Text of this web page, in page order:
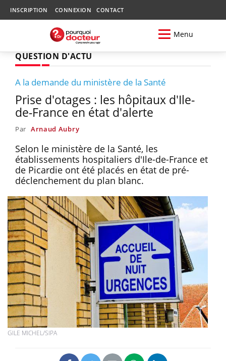
INSCRIPTION CONNEXION CONTACT
Menu
QUESTION D'ACTU
A la demande du ministère de la Santé
Prise d'otages : les hôpitaux d'Ile-
de-France en état d'alerte
Par Arnaud Aubry
Selon le ministère de la Santé, les
établissements hospitaliers d'Ile-de-France et
de Picardie ont été placés en état de pré-
déclenchement du plan blanc.
GILE MICHEL/SIPA